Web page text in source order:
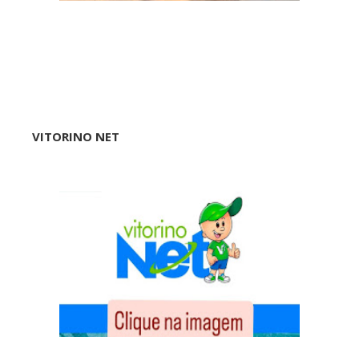
VITORINO NET